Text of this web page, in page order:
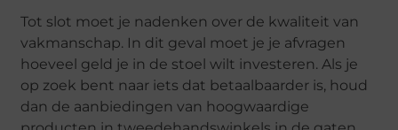
Tot slot moet je nadenken over de kwaliteit van
vakmanschap. In dit geval moet je je afvragen
hoeveel geld je in de stoel wilt investeren. Als je
op zoek bent naar iets dat betaalbaarder is, houd
dan de aanbiedingen van hoogwaardige